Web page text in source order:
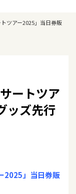
ツアー2025」当日券販
ートツア
ッズ先行
2025」当日券販